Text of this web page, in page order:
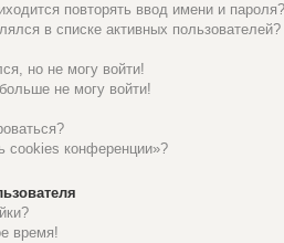
повторять ввод имени и пароля?
в списке активных пользователей?
но не могу войти!
не могу войти!
cookies конференции»?
время!